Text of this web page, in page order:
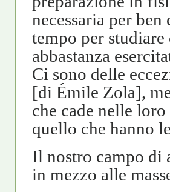
necessaria per
tempo per
abbastanza
Ci sono delle
[di Émile Zola],
che cade nelle
quello che hanno
Il nostro campo di
in mezzo alle